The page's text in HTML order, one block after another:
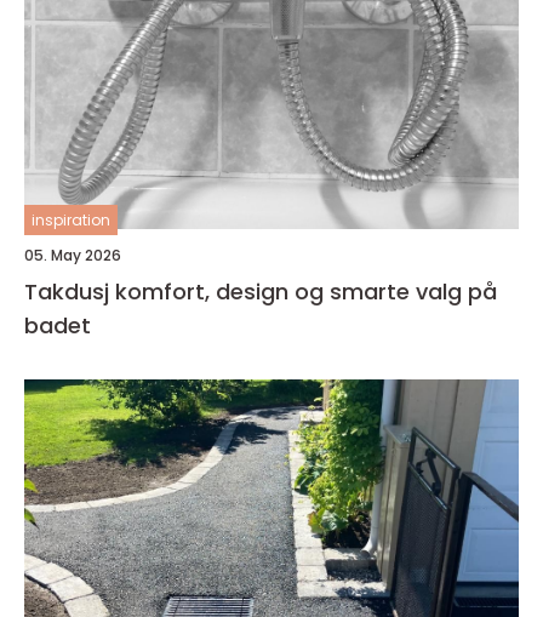
inspiration
05. May 2026
Takdusj komfort, design og smarte valg på
badet